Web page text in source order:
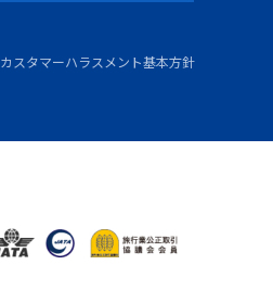
カスタマーハラスメント基本方針